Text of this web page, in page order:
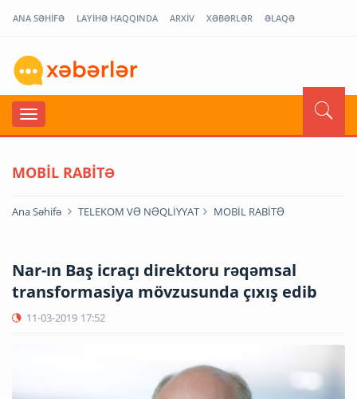
ANA SƏHİFƏ LAYİHƏ HAQQINDA ARXİV XƏBƏRLƏR ƏLAQƏ
MOBİL RABİTƏ
Ana Səhifə TELEKOM VƏ NƏQLİYYAT MOBİL RABİTƏ
Nar-ın Baş icraçı direktoru rəqəmsal
transformasiya mövzusunda çıxış edib
11-03-2019 17:52